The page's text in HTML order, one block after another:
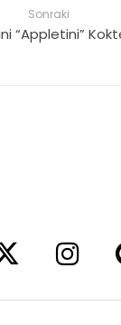
Sonraki
“Appletini”